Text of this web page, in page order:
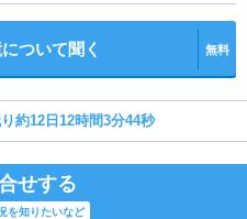
ついて聞く 無料
約12日12時間3分43秒
せする
を知りたいなど